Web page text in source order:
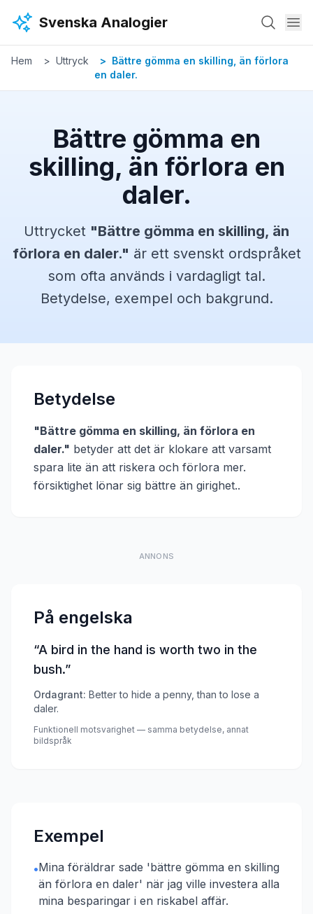
Svenska Analogier
Hem Uttryck
Bättre gömma en skilling, än förlora
en daler.
Bättre gömma en
skilling, än förlora en
daler.
Uttrycket "Bättre gömma en skilling, än
förlora en daler." är ett svenskt ordspråket
som ofta används i vardagligt tal.
Betydelse, exempel och bakgrund.
Betydelse
"Bättre gömma en skilling, än förlora en
daler." betyder att det är klokare att varsamt
spara lite än att riskera och förlora mer.
försiktighet lönar sig bättre än girighet..
ANNONS
På engelska
“A bird in the hand is worth two in the
bush.”
Ordagrant: Better to hide a penny, than to lose a
daler.
Funktionell motsvarighet — samma betydelse, annat
bildspråk
Exempel
•Mina föräldrar sade 'bättre gömma en skilling
än förlora en daler' när jag ville investera alla
mina besparingar i en riskabel affär.